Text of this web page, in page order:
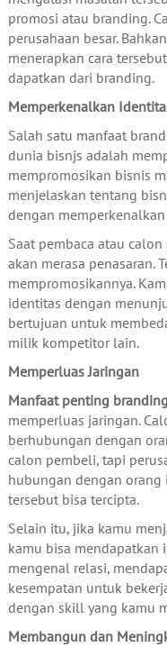
promosi atau branding.
perusahaan besar.
menerapkan cara
dapatkan dari branding.
Memperkenalkan
Salah satu manfaat
dunia bisnjs adalah
mempromosikan bisnis
menjelaskan tentang
dengan
Saat pembaca atau
akan merasa penasaran.
mempromosikannya.
identitas dengan
bertujuan untuk
milik kompetitor lain.
Memperluas Jaringan
Manfaat penting branding
memperluas jaringan.
berhubungan dengan
calon pembeli, tapi
hubungan dengan
tersebut bisa tercipta.
Selain itu, jika kamu
kamu bisa mendapatkan
mengenal relasi,
kesempatan untuk
dengan skill yang kamu
Membangun dan